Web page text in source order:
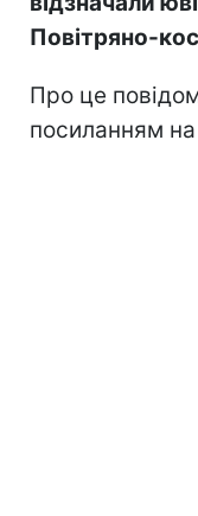
Повітряно-
Про це
посиланням на